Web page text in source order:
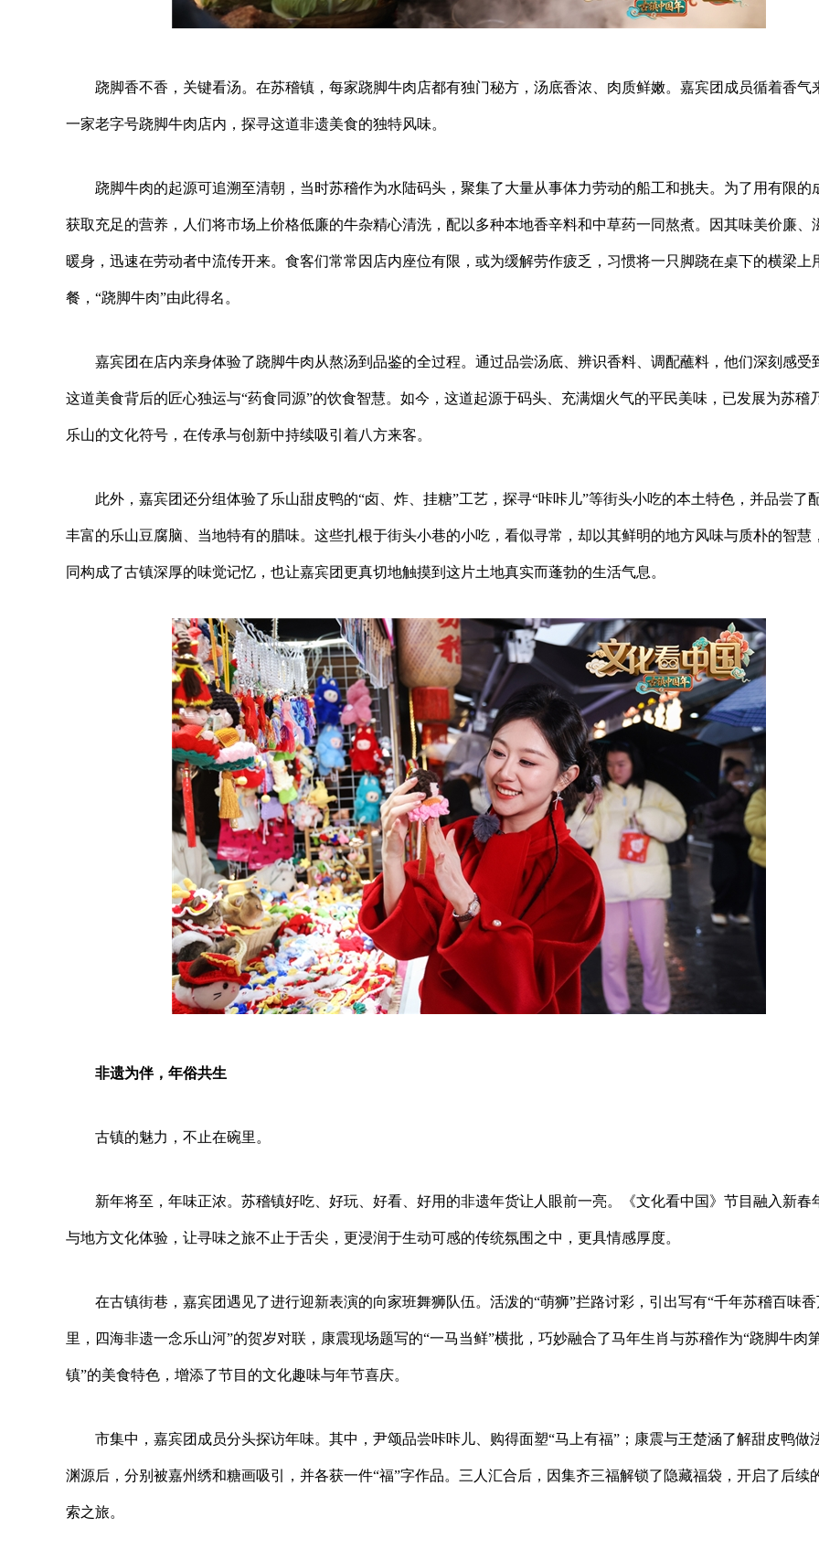
跷脚香不香，关键看汤。在苏稽镇，每家跷脚牛肉店都有独门秘方，汤底香浓、肉质鲜嫩。嘉宾团成员循着香气
一家老字号跷脚牛肉店内，探寻这道非遗美食的独特风味。
跷脚牛肉的起源可追溯至清朝，当时苏稽作为水陆码头，聚集了大量从事体力劳动的船工和挑夫。为了用有限的
获取充足的营养，人们将市场上价格低廉的牛杂精心清洗，配以多种本地香辛料和中草药一同熬煮。因其味美价廉、
暖身，迅速在劳动者中流传开来。食客们常常因店内座位有限，或为缓解劳作疲乏，习惯将一只脚跷在桌下的横梁上
餐，“跷脚牛肉”由此得名。
嘉宾团在店内亲身体验了跷脚牛肉从熬汤到品鉴的全过程。通过品尝汤底、辨识香料、调配蘸料，他们深刻感受
这道美食背后的匠心独运与“药食同源”的饮食智慧。如今，这道起源于码头、充满烟火气的平民美味，已发展为苏稽
乐山的文化符号，在传承与创新中持续吸引着八方来客。
此外，嘉宾团还分组体验了乐山甜皮鸭的“卤、炸、挂糖”工艺，探寻“咔咔儿”等街头小吃的本土特色，并品尝了
丰富的乐山豆腐脑、当地特有的腊味。这些扎根于街头小巷的小吃，看似寻常，却以其鲜明的地方风味与质朴的智慧
同构成了古镇深厚的味觉记忆，也让嘉宾团更真切地触摸到这片土地真实而蓬勃的生活气息。
非遗为伴，年俗共生
古镇的魅力，不止在碗里。
新年将至，年味正浓。苏稽镇好吃、好玩、好看、好用的非遗年货让人眼前一亮。《文化看中国》节目融入新春
与地方文化体验，让寻味之旅不止于舌尖，更浸润于生动可感的传统氛围之中，更具情感厚度。
在古镇街巷，嘉宾团遇见了进行迎新表演的向家班舞狮队伍。活泼的“萌狮”拦路讨彩，引出写有“千年苏稽百味香
里，四海非遗一念乐山河”的贺岁对联，康震现场题写的“一马当鲜”横批，巧妙融合了马年生肖与苏稽作为“跷脚牛肉
镇”的美食特色，增添了节目的文化趣味与年节喜庆。
市集中，嘉宾团成员分头探访年味。其中，尹颂品尝咔咔儿、购得面塑“马上有福”；康震与王楚涵了解甜皮鸭做
渊源后，分别被嘉州绣和糖画吸引，并各获一件“福”字作品。三人汇合后，因集齐三福解锁了隐藏福袋，开启了后续
索之旅。